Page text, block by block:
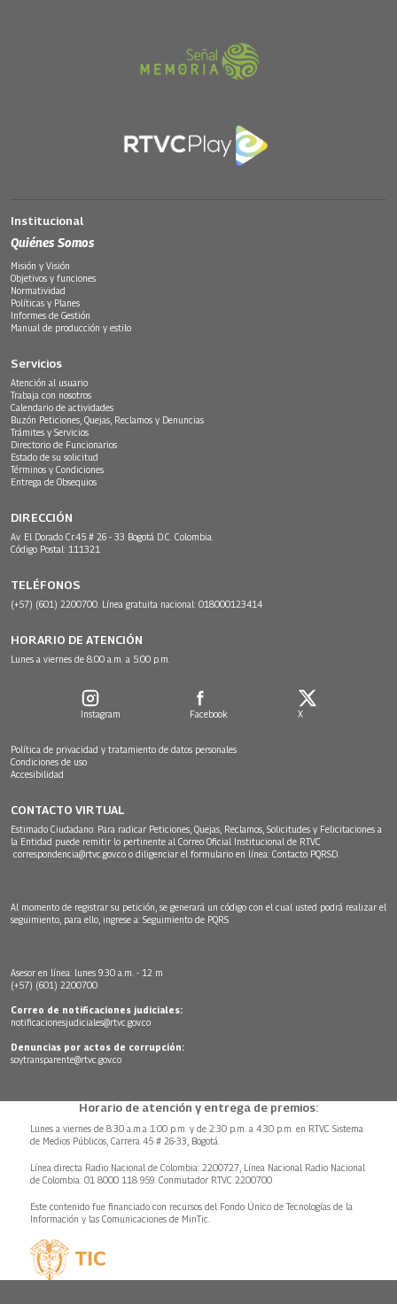
Institucional
Quiénes Somos
Misión y Visión
Objetivos y funciones
Normatividad
Políticas y Planes
Informes de Gestión
Manual de producción y estilo
Servicios
Atención al usuario
Trabaja con nosotros
Calendario de actividades
Buzón Peticiones, Quejas, Reclamos y Denuncias
Trámites y Servicios
Directorio de Funcionarios
Estado de su solicitud
Términos y Condiciones
Entrega de Obsequios
DIRECCIÓN
Av. El Dorado Cr.45 # 26 - 33 Bogotá D.C. Colombia.
Código Postal: 111321
TELÉFONOS
(+57) (601) 2200700. Línea gratuita nacional: 018000123414
HORARIO DE ATENCIÓN
Lunes a viernes de 8:00 a.m. a 5:00 p.m.
Instagram Facebook X
Política de privacidad y tratamiento de datos personales
Condiciones de uso
Accesibilidad
CONTACTO VIRTUAL
Estimado Ciudadano: Para radicar Peticiones, Quejas, Reclamos, Solicitudes y Felicitaciones a
la Entidad puede remitir lo pertinente al Correo Oficial Institucional de RTVC
correspondencia@rtvc.gov.co o diligenciar el formulario en línea: Contacto PQRSD.
Al momento de registrar su petición, se generará un código con el cual usted podrá realizar el
seguimiento, para ello, ingrese a: Seguimiento de PQRS
Asesor en línea: lunes 9:30 a.m. - 12 m
(+57) (601) 2200700
Correo de notificaciones judiciales:
notificacionesjudiciales@rtvc.gov.co
Denuncias por actos de corrupción:
soytransparente@rtvc.gov.co
Horario de atención y entrega de premios:
Lunes a viernes de 8:30 a.m.a 1:00 p.m. y de 2:30 p.m. a 4:30 p.m. en RTVC Sistema
de Medios Públicos, Carrera 45 # 26-33, Bogotá.
Línea directa Radio Nacional de Colombia: 2200727, Línea Nacional Radio Nacional
de Colombia: 01 8000 118 959. Conmutador RTVC 2200700
Este contenido fue financiado con recursos del Fondo Único de Tecnologías de la
Información y las Comunicaciones de MinTic.